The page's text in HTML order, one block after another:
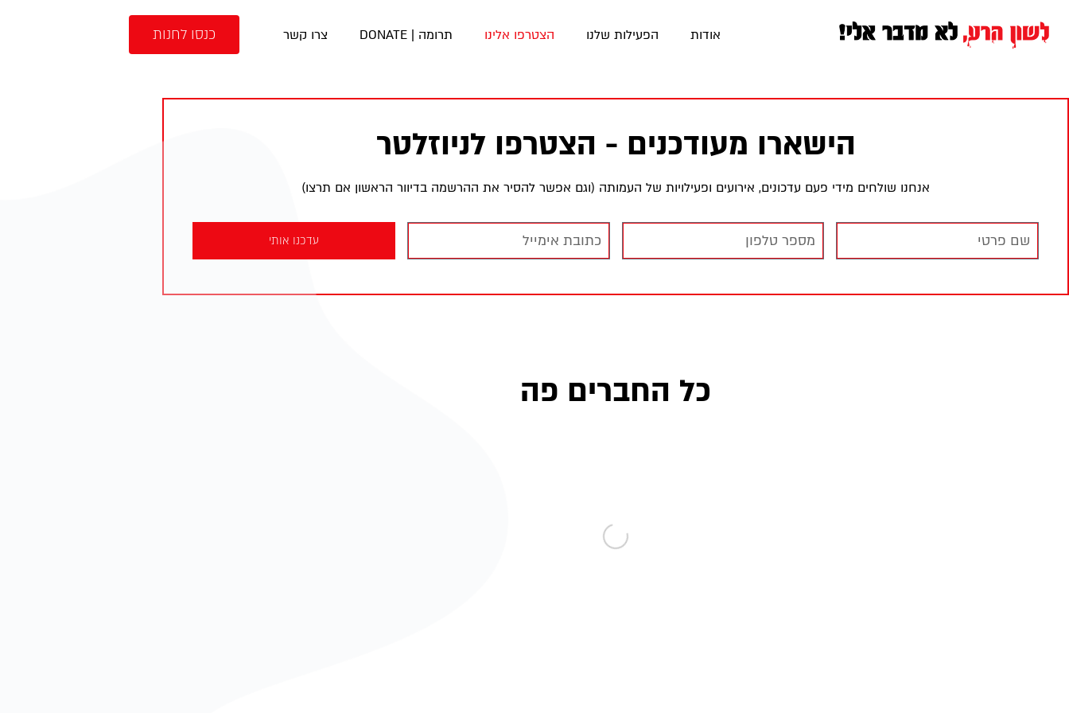
אודות הפעילות שלנו הצטרפו אלינו תרומה | DONATE צרו קשר כנסו לחנות
הישארו מעודכנים - הצטרפו לניוזלטר
אנחנו שולחים מידי פעם עדכונים, אירועים ופעילויות של העמותה (וגם אפשר להסיר את ההרשמה בדיוור הראשון אם תרצו)
עדכנו אותי
כל החברים פה